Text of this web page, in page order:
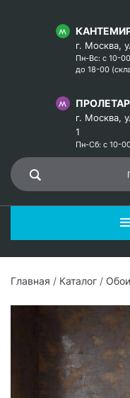
г. Москва,
Пн-Вс: с 10-
до 18-00
г. Москва,
1
Пн-Сб: с 10-
Главная / Каталог / Обои